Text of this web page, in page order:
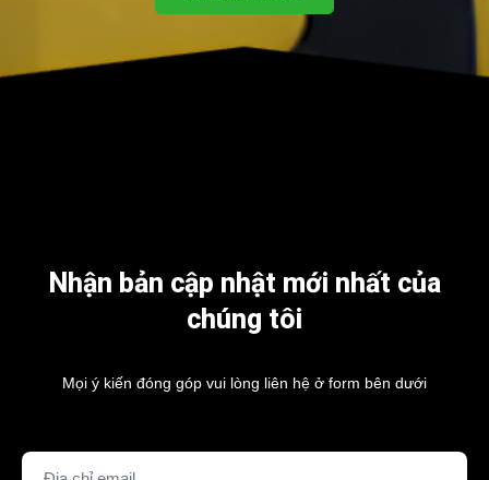
Nhận bản cập nhật mới nhất của
chúng tôi
Mọi ý kiến đóng góp vui lòng liên hệ ở form bên dưới